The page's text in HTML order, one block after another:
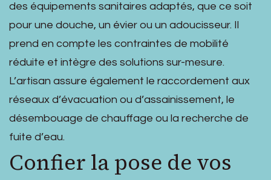
des équipements sanitaires adaptés, que ce soit
pour une douche, un évier ou un adoucisseur. Il
prend en compte les contraintes de mobilité
réduite et intègre des solutions sur-mesure.
L’artisan assure également le raccordement aux
réseaux d’évacuation ou d’assainissement, le
désembouage de chauffage ou la recherche de
fuite d’eau.
Confier la pose de vos